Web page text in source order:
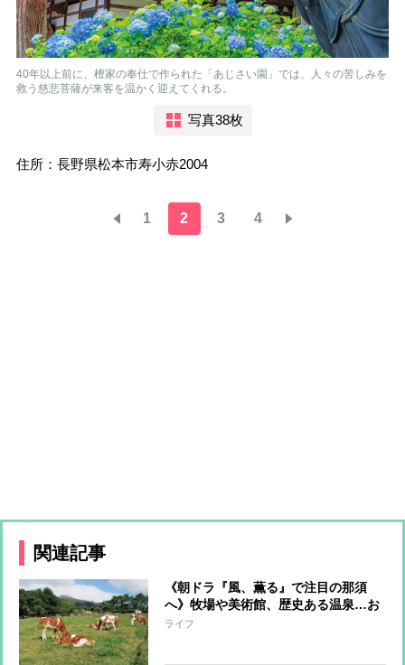
40年以上前に、檀家の奉仕で作られた「あじさい園」では、人々の苦しみを
救う慈悲菩薩が来客を温かく迎えてくれる。
写真38枚
住所：長野県松本市寿小赤2004
1 2 3 4
関連記事
《朝ドラ『風、薫る』で注目の那須
へ》牧場や美術館、歴史ある温泉…お
すすめの「大人のお散歩」スポット
ライフ